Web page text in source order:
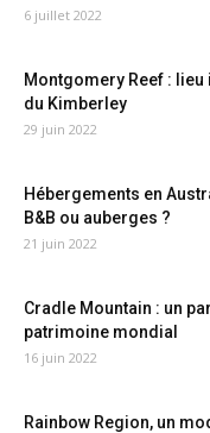
6 juillet 2022
Montgomery Reef :
du Kimberley
29 juin 2022
Hébergements en
B&B ou auberges ?
21 juin 2022
Cradle Mountain : un
patrimoine mondial
16 juin 2022
Rainbow Region, un